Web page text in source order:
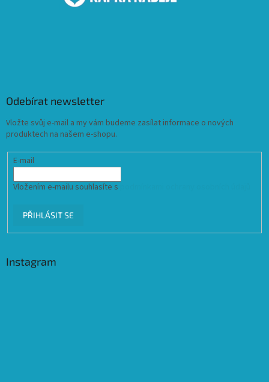
Odebírat newsletter
Vložte svůj e-mail a my vám budeme zasílat informace o nových
produktech na našem e-shopu.
E-mail
Vložením e-mailu souhlasíte s
PŘIHLÁSIT SE
Instagram